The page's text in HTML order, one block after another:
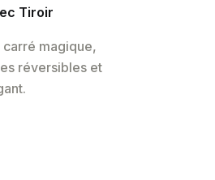
Tiroir
magique,
réversibles et